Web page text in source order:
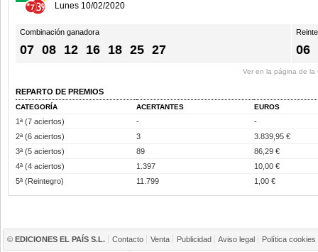
Lunes 10/02/2020
Combinación ganadora
07 08 12 16 18 25 27 06
Ver en la página de la
REPARTO DE PREMIOS
CATEGORÍA ACERTANTES EUROS
1ª (7 aciertos) -
-
2ª (6 aciertos)
3
3.839,95 €
3ª (5 aciertos)
89
86,29 €
4ª (4 aciertos)
1.397
10,00 €
5ª (Reintegro)
11.799 1,00 €
© EDICIONES EL PAÍS S.L. Contacto Venta Publicidad Aviso legal Política cookies